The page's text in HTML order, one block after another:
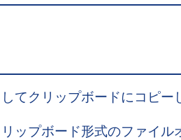
てクリップボードにコピー
ップボード形式のファイ